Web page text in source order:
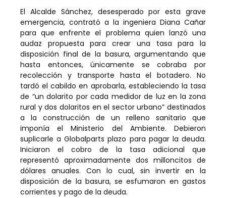
El Alcalde Sánchez, desesperado por esta grave
emergencia, contrató a la ingeniera Diana Cañar
para que enfrente el problema quien lanzó una
audaz propuesta para crear una tasa para la
disposición final de la basura, argumentando que
hasta entonces, únicamente se cobraba por
recolección y transporte hasta el botadero. No
tardó el cabildo en aprobarla, estableciendo la tasa
de “un dolarito por cada medidor de luz en la zona
rural y dos dolaritos en el sector urbano” destinados
a la construcción de un relleno sanitario que
imponía el Ministerio del Ambiente. Debieron
suplicarle a Globalparts plazo para pagar la deuda.
Iniciaron el cobro de la tasa adicional que
representó aproximadamente dos milloncitos de
dólares anuales. Con lo cual, sin invertir en la
disposición de la basura, se esfumaron en gastos
corrientes y pago de la deuda.